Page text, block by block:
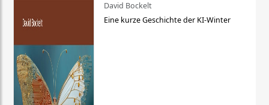
David Bockelt
Eine kurze Geschichte der KI-Winter